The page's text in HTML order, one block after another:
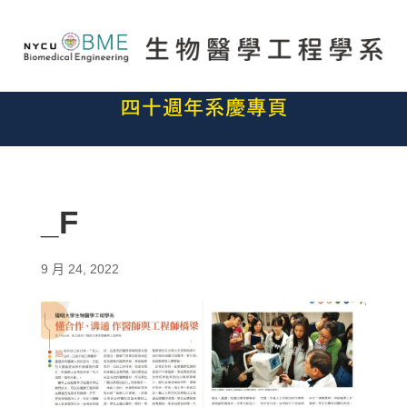
_F
9 月 24, 2022